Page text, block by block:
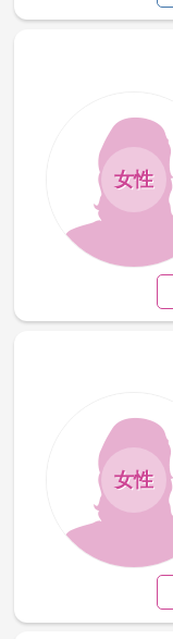
女性
女性